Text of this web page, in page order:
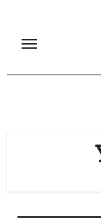
content